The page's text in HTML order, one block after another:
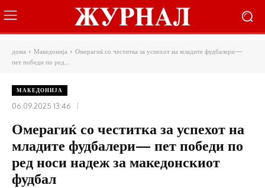
дома Македонија
Омерагиќ со честитка за успехот на младите фудбалери—
пет победи по ред...
МАКЕДОНИЈА
06.09.2025 13:46
Омерагиќ со честитка за успехот на
младите фудбалери— пет победи по
ред носи надеж за македонскиот
фудбал